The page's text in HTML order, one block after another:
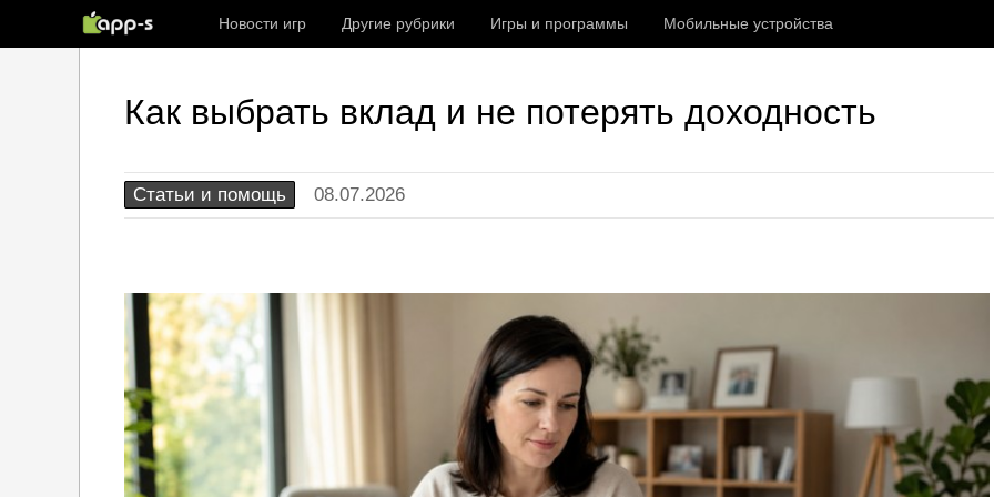
Новости игр Другие рубрики Игры и программы Мобильные устройства
Как выбрать вклад и не потерять доходность
Статьи и помощь 08.07.2026